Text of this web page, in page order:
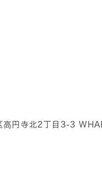
高円寺北2丁目3-3